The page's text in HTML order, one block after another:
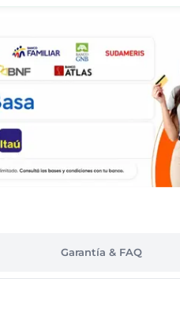
Garantía & FAQ